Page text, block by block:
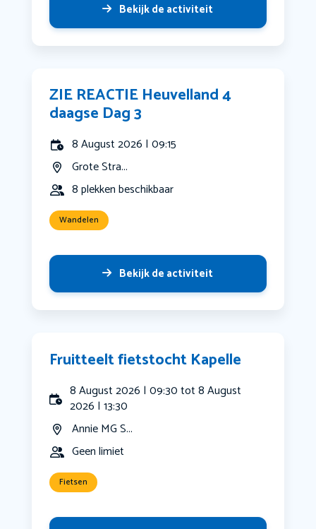
Bekijk de activiteit
ZIE REACTIE Heuvelland 4
daagse Dag 3
8 August 2026 | 09:15
Grote Stra...
8 plekken beschikbaar
Wandelen
Bekijk de activiteit
Fruitteelt fietstocht Kapelle
8 August 2026 | 09:30 tot 8 August
2026 | 13:30
Annie MG S...
Geen limiet
Fietsen